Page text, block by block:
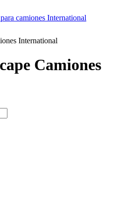
camiones International
International
Camiones